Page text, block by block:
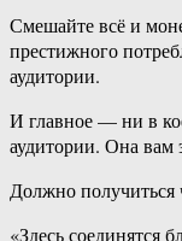
Смешайте всё и
престижного
аудитории.
И главное — ни в
аудитории. Она вам
Должно получиться
«Здесь соединятся